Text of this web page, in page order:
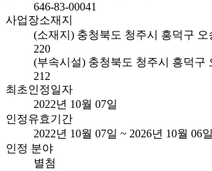
646-83-00041
사업장소재지
(소재지) 충청북도 청주시 흥덕구 오
220
(부속시설) 충청북도 청주시 흥덕구
212
최초인정일자
2022년 10월 07일
인정유효기간
2022년 10월 07일 ~ 2026년 10월 06일
인정 분야
별첨